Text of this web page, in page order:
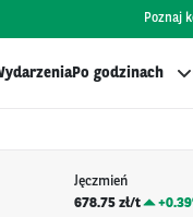
Poznaj
Po godzinach
Jęczmień
678.75 zł/t
+